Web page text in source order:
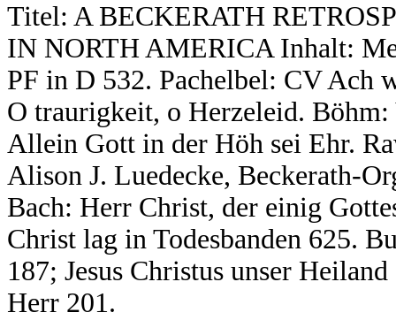
Titel: A BECKERATH
IN NORTH AMERICA Inhalt:
PF in D 532. Pachelbel: CV Ach
O traurigkeit, o Herzeleid.
Allein Gott in der Höh sei Ehr.
Alison J. Luedecke, Beckerath-
Bach: Herr Christ, der einig
Christ lag in Todesbanden 625.
187; Jesus Christus unser
Herr 201.